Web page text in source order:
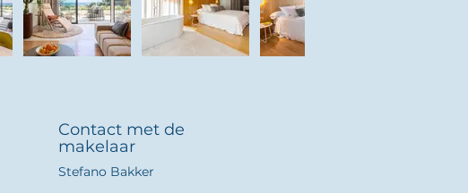
Contact met de
makelaar
Stefano Bakker